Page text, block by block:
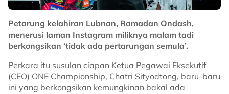
Petarung kelahiran Lubnan, Ramadan Ondash,
menerusi laman Instagram miliknya malam tadi
berkongsikan ‘tidak ada pertarungan semula’.
Perkara itu susulan ciapan Ketua Pegawai Eksekutif
(CEO) ONE Championship, Chatri Sityodtong, baru-baru
ini yang berkongsikan kemungkinan bakal ada